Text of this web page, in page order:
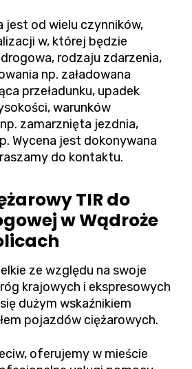
jest od wielu czynników,
w, której będzie
rodzaju zdarzenia,
np. załadowana
przeładunku, upadek
warunków
zamarznięta jezdnia,
Wycena jest dokonywana
do kontaktu.
TIR do
w Wądroże
ze względu na swoje
krajowych i ekspresowych
dużym wskaźnikiem
pojazdów ciężarowych.
oferujemy w mieście